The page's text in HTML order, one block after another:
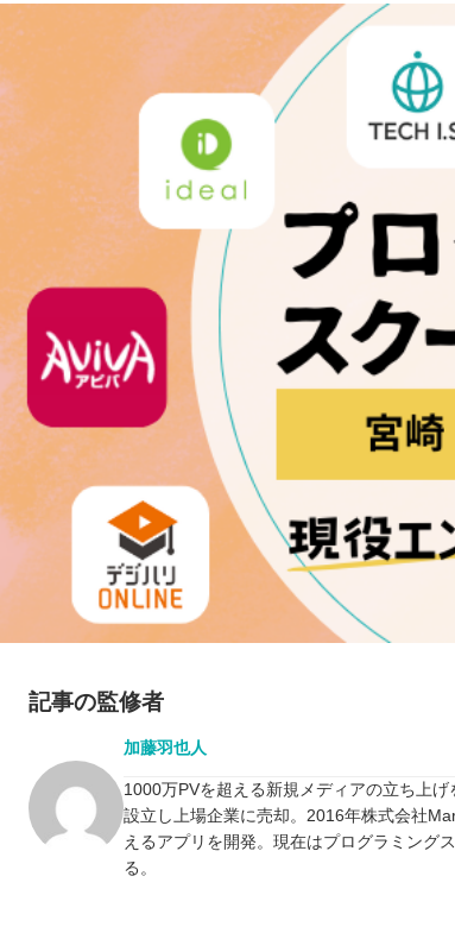
記事の監修者
加藤羽也人
1000万PVを超える新規メディアの立ち上
設立し上場企業に売却。2016年株式会社
えるアプリを開発。現在はプログラミング
る。